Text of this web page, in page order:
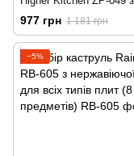
відкидною кришкою
977 грн 1 181 грн
−5%